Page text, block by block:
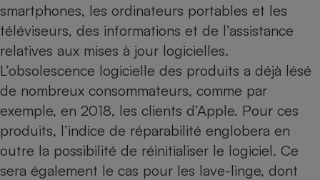
smartphones, les ordinateurs portables et les
téléviseurs, des informations et de l’assistance
relatives aux mises à jour logicielles.
L’obsolescence logicielle des produits a déjà lésé
de nombreux consommateurs, comme par
exemple, en 2018, les clients d’Apple. Pour ces
produits, l’indice de réparabilité englobera en
outre la possibilité de réinitialiser le logiciel. Ce
sera également le cas pour les lave-linge, dont